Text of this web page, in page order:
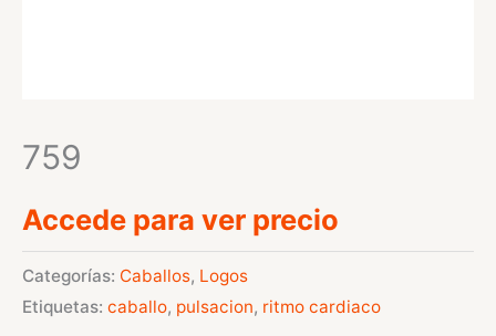
759
Accede para ver precio
Categorías: Caballos, Logos
Etiquetas: caballo, pulsacion, ritmo cardiaco